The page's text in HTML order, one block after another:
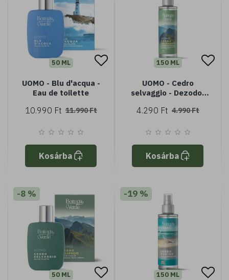
50 ML
UOMO - Blu d'acqua -
Eau de toilette
10.990 Ft 11.990 Ft
Kosárba
150 ML
UOMO - Cedro
selvaggio - Dezodor
(150 ml)
4.290 Ft 4.990 Ft
Kosárba
-8 %
50 ML
-19 %
150 ML